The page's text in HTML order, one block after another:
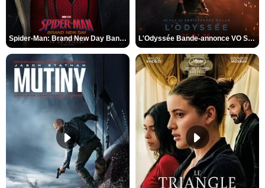
Spider-Man: Brand New Day Bande-annonce VO STFR L'Odyssée Bande-annonce VO STFR